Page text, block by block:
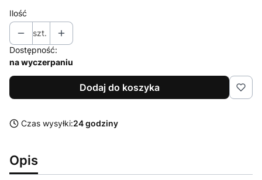
Ilość
szt.
Dostępność:
na wyczerpaniu
Dodaj do koszyka
Czas wysyłki:24 godziny
Opis